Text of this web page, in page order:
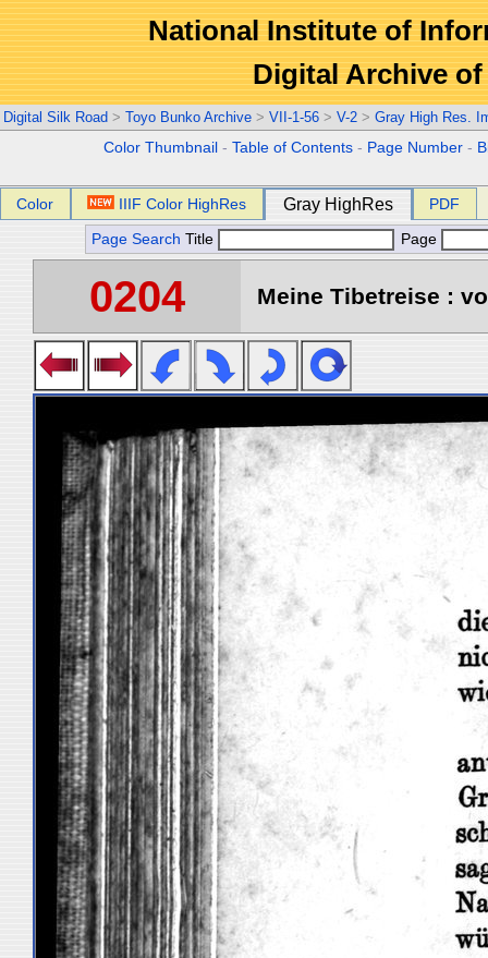
National Institute of
Digital Archive
Digital Silk Road > Toyo Bunko Archive > VII-1-56 > V-2 > Gray High Res.
Color Thumbnail -Table of Contents - Page Number -
Color IIIF Color HighRes Gray HighRes PDF
Page Search Title Page
0204 Meine Tibetreise :